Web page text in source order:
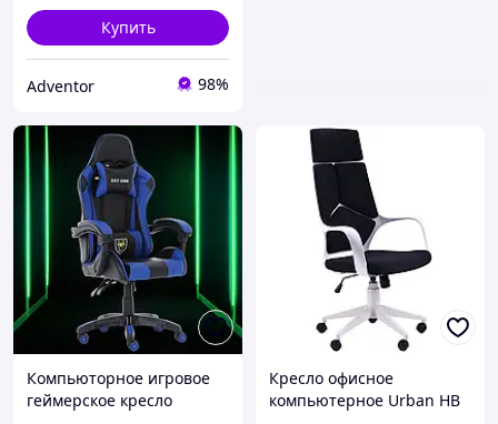
Купить
Adventor 98%
Компьюторное игровое
геймерское кресло
Кресло офисное
компьютерное Urban HB